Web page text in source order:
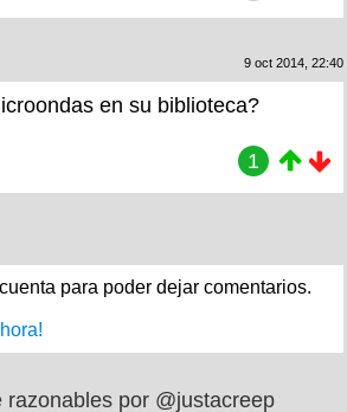
9 oct 2014, 22:40
en su biblioteca?
1
para poder dejar comentarios.
razonables por @justacreep